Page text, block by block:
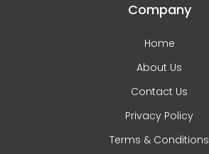
Company
Home
About Us
Contact Us
Privacy Policy
Terms & Conditions